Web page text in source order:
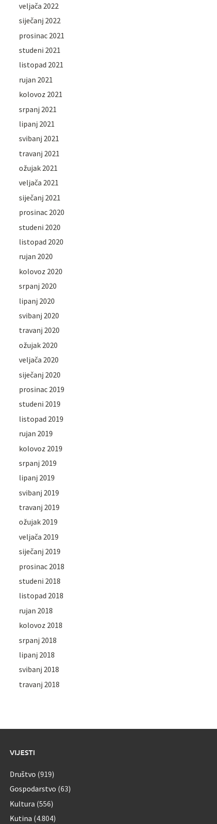
veljača 2022
siječanj 2022
prosinac 2021
studeni 2021
listopad 2021
rujan 2021
kolovoz 2021
srpanj 2021
lipanj 2021
svibanj 2021
travanj 2021
ožujak 2021
veljača 2021
siječanj 2021
prosinac 2020
studeni 2020
listopad 2020
rujan 2020
kolovoz 2020
srpanj 2020
lipanj 2020
svibanj 2020
travanj 2020
ožujak 2020
veljača 2020
siječanj 2020
prosinac 2019
studeni 2019
listopad 2019
rujan 2019
kolovoz 2019
srpanj 2019
lipanj 2019
svibanj 2019
travanj 2019
ožujak 2019
veljača 2019
siječanj 2019
prosinac 2018
studeni 2018
listopad 2018
rujan 2018
kolovoz 2018
srpanj 2018
lipanj 2018
svibanj 2018
travanj 2018
VIJESTI
Društvo (919)
Gospodarstvo (63)
Kultura (556)
Kutina (4.804)